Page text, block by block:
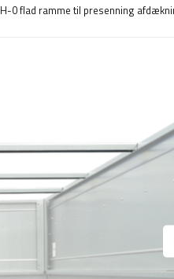
H-0 flad ramme til presenning